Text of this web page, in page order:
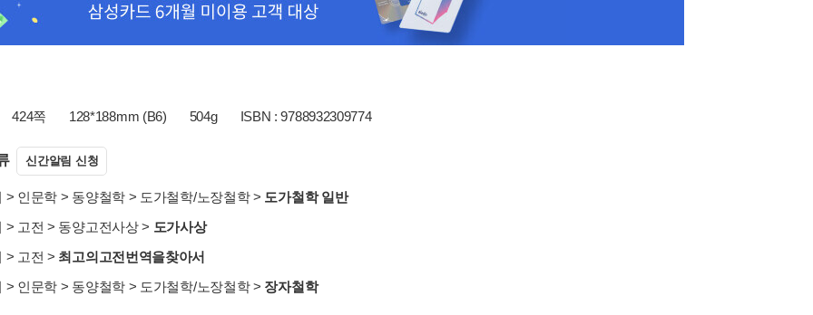
424쪽 128*188mm (B6) 504g ISBN : 9788932309774
신간알림 신청
> 인문학 > 동양철학> 도가철학/노장철학> 도가철학 일반
> 고전 > 동양고전사상> 도가사상
> 고전 > 최고의고전번역을찾아서
> 인문학 > 동양철학> 도가철학/노장철학> 장자철학